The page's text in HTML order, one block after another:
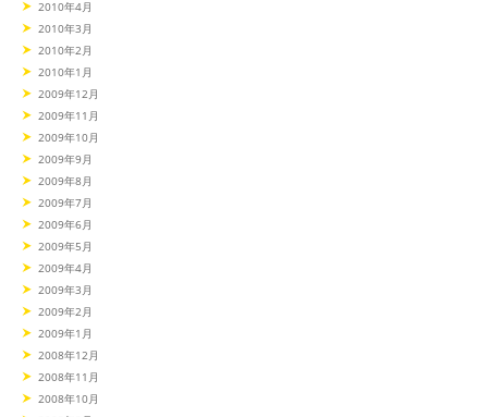
2010年4月
2010年3月
2010年2月
2010年1月
2009年12月
2009年11月
2009年10月
2009年9月
2009年8月
2009年7月
2009年6月
2009年5月
2009年4月
2009年3月
2009年2月
2009年1月
2008年12月
2008年11月
2008年10月